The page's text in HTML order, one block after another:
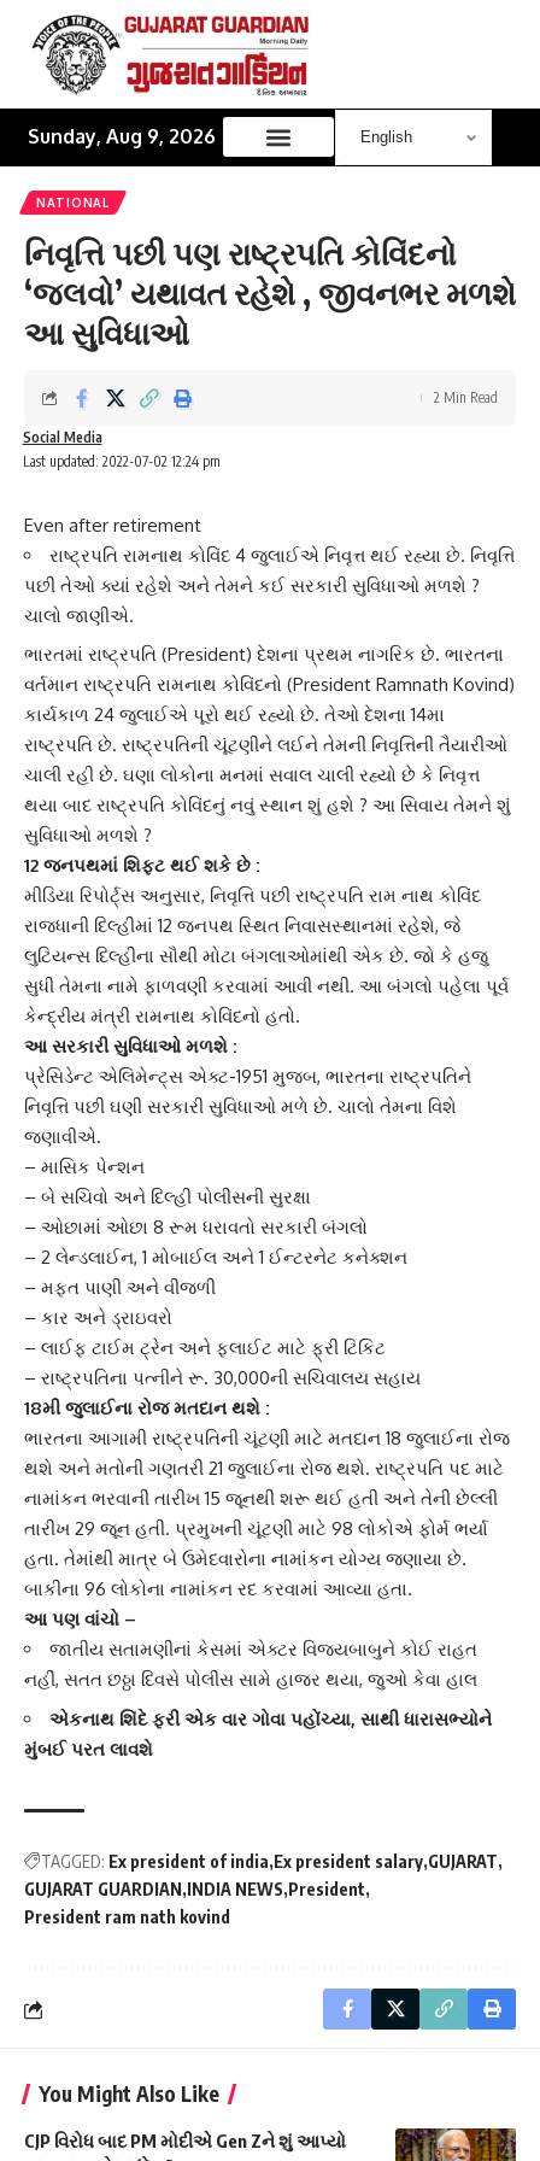
Sunday, Aug 9, 2026
NATIONAL
નિવૃત્તિ પછી પણ રાષ્ટ્રપતિ કોવિંદનો
‘જલવો’ યથાવત રહેશે , જીવનભર મળશે
આ સુવિધાઓ
Last updated: 2022-07-02 12:24 pm
Social Media
2 Min Read
Even after retirement
રાષ્ટ્રપતિ રામનાથ કોવિંદ 4 જુલાઈએ નિવૃત્ત થઈ રહ્યા છે. નિવૃત્તિ
પછી તેઓ ક્યાં રહેશે અને તેમને કઈ સરકારી સુવિધાઓ મળશે ?
ચાલો જાણીએ.
ભારતમાં રાષ્ટ્રપતિ (President) દેશના પ્રથમ નાગરિક છે. ભારતના
વર્તમાન રાષ્ટ્રપતિ રામનાથ કોવિંદનો (President Ramnath Kovind)
કાર્યકાળ 24 જુલાઈએ પૂરો થઈ રહ્યો છે. તેઓ દેશના 14મા
રાષ્ટ્રપતિ છે. રાષ્ટ્રપતિની ચૂંટણીને લઈને તેમની નિવૃત્તિની તૈયારીઓ
ચાલી રહી છે. ઘણા લોકોના મનમાં સવાલ ચાલી રહ્યો છે કે નિવૃત્ત
થયા બાદ રાષ્ટ્રપતિ કોવિંદનું નવું સ્થાન શું હશે ? આ સિવાય તેમને શું
સુવિધાઓ મળશે ?
12 જનપથમાં શિફ્ટ થઈ શકે છે :
મીડિયા રિપોર્ટ્સ અનુસાર, નિવૃત્તિ પછી રાષ્ટ્રપતિ રામ નાથ કોવિંદ
રાજધાની દિલ્હીમાં 12 જનપથ સ્થિત નિવાસસ્થાનમાં રહેશે, જે
લુટિયન્સ દિલ્હીના સૌથી મોટા બંગલાઓમાંથી એક છે. જો કે હજુ
સુધી તેમના નામે ફાળવણી કરવામાં આવી નથી. આ બંગલો પહેલા પૂર્વ
કેન્દ્રીય મંત્રી રામનાથ કોવિંદનો હતો.
આ સરકારી સુવિધાઓ મળશે :
પ્રેસિડેન્ટ એલિમેન્ટ્સ એક્ટ-1951 મુજબ, ભારતના રાષ્ટ્રપતિને
નિવૃત્તિ પછી ઘણી સરકારી સુવિધાઓ મળે છે. ચાલો તેમના વિશે
જણાવીએ.
– માસિક પેન્શન
– બે સચિવો અને દિલ્હી પોલીસની સુરક્ષા
– ઓછામાં ઓછા 8 રૂમ ધરાવતો સરકારી બંગલો
– 2 લેન્ડલાઈન, 1 મોબાઈલ અને 1 ઈન્ટરનેટ કનેક્શન
– મફત પાણી અને વીજળી
– કાર અને ડ્રાઇવરો
– લાઈફ ટાઈમ ટ્રેન અને ફ્લાઈટ માટે ફ્રી ટિકિટ
– રાષ્ટ્રપતિના પત્નીને રૂ. 30,000ની સચિવાલય સહાય
18મી જુલાઈના રોજ મતદાન થશે :
ભારતના આગામી રાષ્ટ્રપતિની ચૂંટણી માટે મતદાન 18 જુલાઈના રોજ
થશે અને મતોની ગણતરી 21 જુલાઈના રોજ થશે. રાષ્ટ્રપતિ પદ માટે
નામાંકન ભરવાની તારીખ 15 જૂનથી શરૂ થઈ હતી અને તેની છેલ્લી
તારીખ 29 જૂન હતી. પ્રમુખની ચૂંટણી માટે 98 લોકોએ ફોર્મ ભર્યા
હતા. તેમાંથી માત્ર બે ઉમેદવારોના નામાંકન યોગ્ય જણાયા છે.
બાકીના 96 લોકોના નામાંકન રદ કરવામાં આવ્યા હતા.
આ પણ વાંચો –
જાતીય સતામણીનાં કેસમાં એક્ટર વિજયબાબુને કોઈ રાહત
નહીં, સતત છઠ્ઠા દિવસે પોલીસ સામે હાજર થયા, જુઓ કેવા હાલ
એકનાથ શિંદે ફરી એક વાર ગોવા પહોંચ્યા, સાથી ધારાસભ્યોને
મુંબઈ પરત લાવશે
TAGGED: Ex president of india Ex president salary GUJARAT
GUJARAT GUARDIAN INDIA NEWS President
President ram nath kovind
You Might Also Like
CJP વિરોધ બાદ PM મોદીએ Gen Zને શું આપ્યો